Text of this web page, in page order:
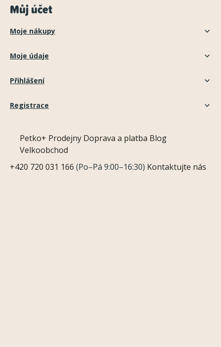
Můj účet
Moje nákupy
Moje údaje
Přihlášení
Registrace
Petko+ Prodejny Doprava a platba Blog
Velkoobchod
+420 720 031 166 (Po–Pá 9:00–16:30) Kontaktujte nás